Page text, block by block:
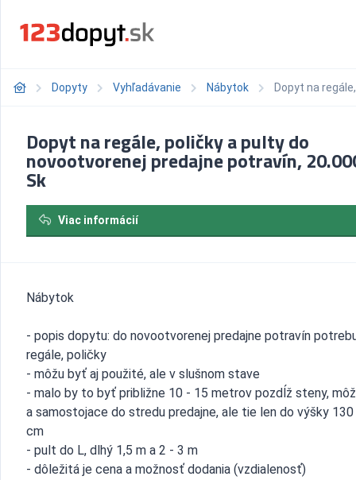
Dopyty Vyhľadávanie Nábytok Dopyt na
Dopyt na regále, poličky a pulty do
novootvorenej predajne potravín,
Sk
Viac informácií
Nábytok
- popis dopytu: do novootvorenej predajne potravín
regále, poličky
- môžu byť aj použité, ale v slušnom stave
- malo by to byť približne 10 - 15 metrov pozdĺž steny,
a samostojace do stredu predajne, ale tie len do výšky
cm
- pult do L, dlhý 1,5 m a 2 - 3 m
- dôležitá je cena a možnosť dodania (vzdialenosť)